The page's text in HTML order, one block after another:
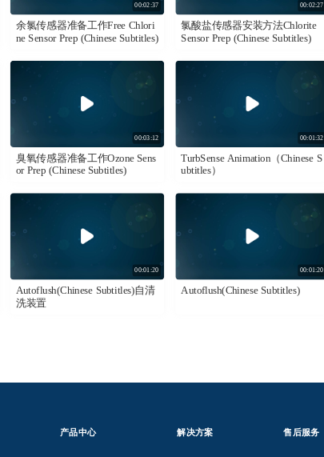
00:02:37
余氯传感器准备工作Free Chlori
ne Sensor Prep (Chinese Subtitles)
00:02:27
氯酸盐传感器安装方法Chlorite
Sensor Prep (Chinese Subtitles)
00:03:12
臭氧传感器准备工作Ozone Sens
or Prep (Chinese Subtitles)
00:01:32
TurbSense Animation（Chinese S
ubtitles）
00:01:20
Autoflush(Chinese Subtitles)自清
洗装置
00:01:20
Autoflush(Chinese Subtitles)
产品中心 解决方案 售后服务